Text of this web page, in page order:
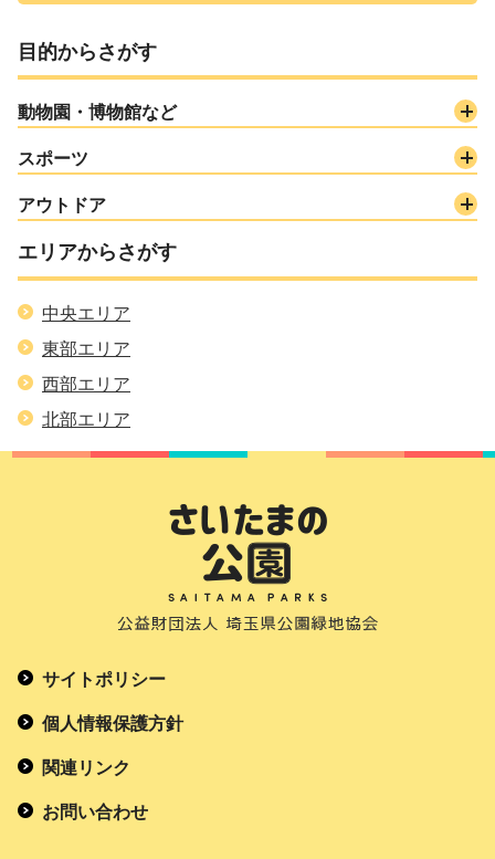
目的からさがす
動物園・博物館など
スポーツ
アウトドア
エリアからさがす
中央エリア
東部エリア
西部エリア
北部エリア
サイトポリシー
個人情報保護方針
関連リンク
お問い合わせ